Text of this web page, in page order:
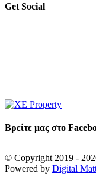
Get Social
Βρείτε μας στο
© Copyright 2019 -
Powered by Digital